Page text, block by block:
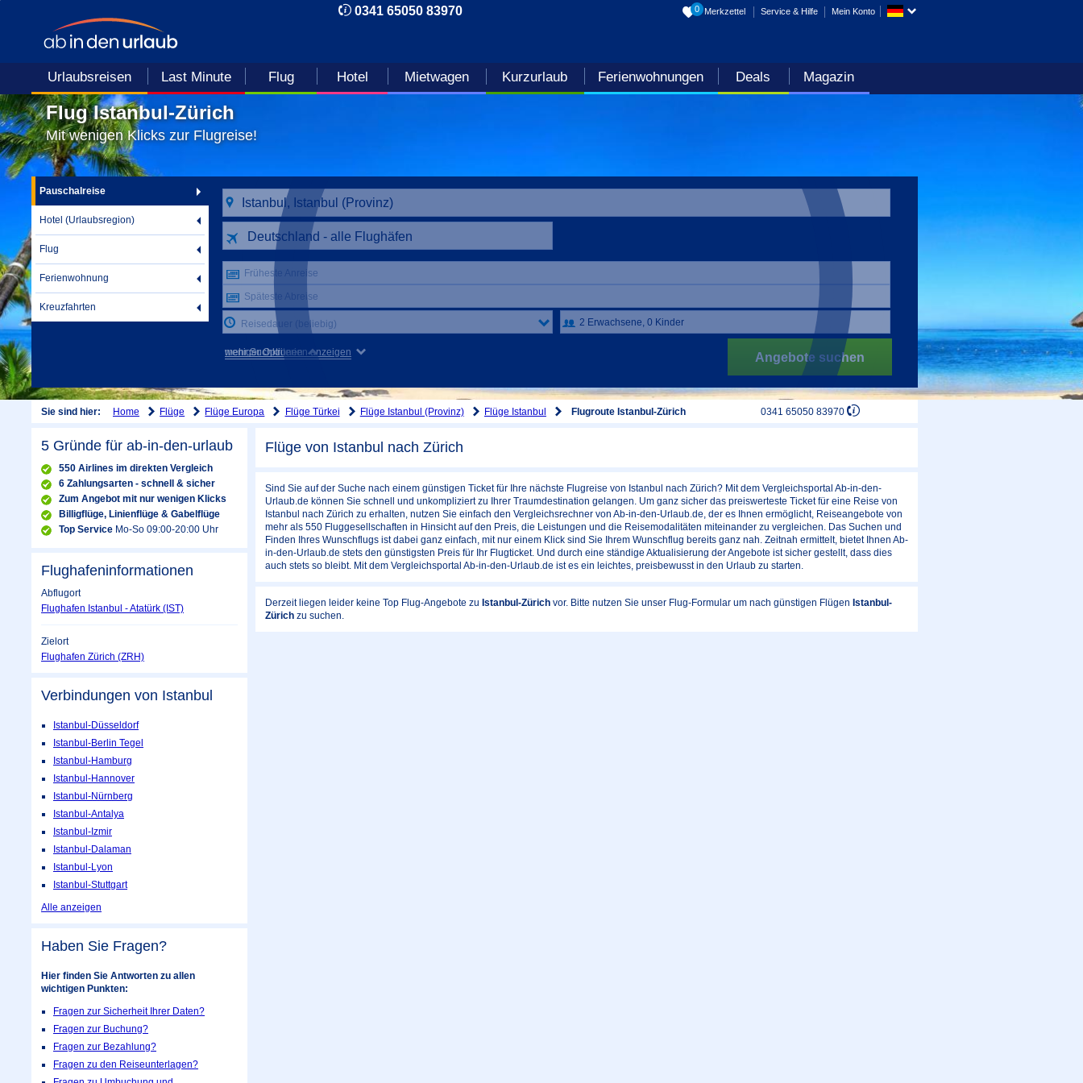
0341 65050 83970
Urlaubsreisen Last Minute Flug Hotel Mietwagen Kurzurlaub Ferienwohnungen Deals Magazin
0 Merkzettel Service & Hilfe Mein Konto
Flug Istanbul-Zürich
Mit wenigen Klicks zur Flugreise!
Pauschalreise
Hotel (Urlaubsregion)
Flug
Ferienwohnung
Kreuzfahrten
Deutschland - alle Flughäfen
Früheste Anreise
Späteste Abreise
Reisedauer (beliebig)
mehr Suchkriterien anzeigen
weniger Optionen Angebote suchen
Sie sind hier: Home Flüge Flüge Europa Flüge Türkei Flüge Istanbul (Provinz) Flüge Istanbul Flugroute Istanbul-Zürich 0341 65050 83970
Flüge von Istanbul nach Zürich
Sind Sie auf der Suche nach einem günstigen Ticket für Ihre nächste Flugreise von Istanbul nach Zürich? Mit dem Vergleichsportal Ab-in-den-
Urlaub.de können Sie schnell und unkompliziert zu Ihrer Traumdestination gelangen. Um ganz sicher das preiswerteste Ticket für eine Reise von
Istanbul nach Zürich zu erhalten, nutzen Sie einfach den Vergleichsrechner von Ab-in-den-Urlaub.de, der es Ihnen ermöglicht, Reiseangebote von
mehr als 550 Fluggesellschaften in Hinsicht auf den Preis, die Leistungen und die Reisemodalitäten miteinander zu vergleichen. Das Suchen und
Finden Ihres Wunschflugs ist dabei ganz einfach, mit nur einem Klick sind Sie Ihrem Wunschflug bereits ganz nah. Zeitnah ermittelt, bietet Ihnen Ab-
in-den-Urlaub.de stets den günstigsten Preis für Ihr Flugticket. Und durch eine ständige Aktualisierung der Angebote ist sicher gestellt, dass dies
auch stets so bleibt. Mit dem Vergleichsportal Ab-in-den-Urlaub.de ist es ein leichtes, preisbewusst in den Urlaub zu starten.
Derzeit liegen leider keine Top Flug-Angebote zu Istanbul-Zürich vor. Bitte nutzen Sie unser Flug-Formular um nach günstigen Flügen Istanbul-
Zürich zu suchen.
5 Gründe für ab-in-den-urlaub
550 Airlines im direkten Vergleich
6 Zahlungsarten - schnell & sicher
Zum Angebot mit nur wenigen Klicks
Billigflüge, Linienflüge & Gabelflüge
Top Service Mo-So 09:00-20:00 Uhr
Flughafeninformationen
Abflugort
Flughafen Istanbul - Atatürk (IST)
Zielort
Flughafen Zürich (ZRH)
Verbindungen von Istanbul
Istanbul-Düsseldorf
Istanbul-Berlin Tegel
Istanbul-Hamburg
Istanbul-Hannover
Istanbul-Nürnberg
Istanbul-Antalya
Istanbul-Izmir
Istanbul-Dalaman
Istanbul-Lyon
Istanbul-Stuttgart
Alle anzeigen
Haben Sie Fragen?
Hier finden Sie Antworten zu allen
wichtigen Punkten:
Fragen zur Sicherheit Ihrer Daten?
Fragen zur Buchung?
Fragen zur Bezahlung?
Fragen zu den Reiseunterlagen?